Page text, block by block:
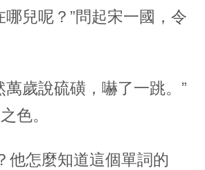
哪兒呢？”問起宋一國，令
萬歲說硫磺，嚇了一跳。”
色。
他怎麼知道這個單詞的